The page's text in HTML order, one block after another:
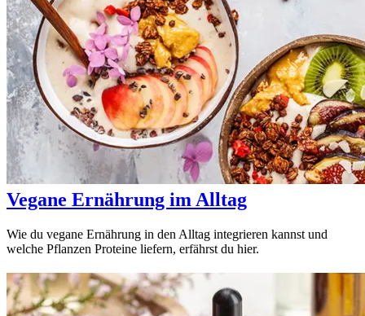
Vegane Ernährung im Alltag
Wie du vegane Ernährung in den Alltag integrieren kannst und
welche Pflanzen Proteine liefern, erfährst du hier.